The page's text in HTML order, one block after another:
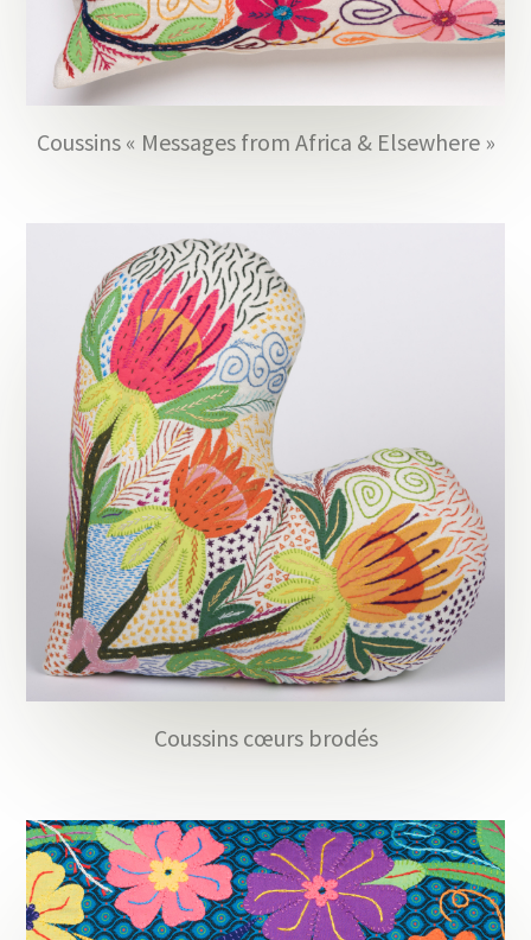
Coussins « Messages from Africa & Elsewhere »
Coussins cœurs brodés